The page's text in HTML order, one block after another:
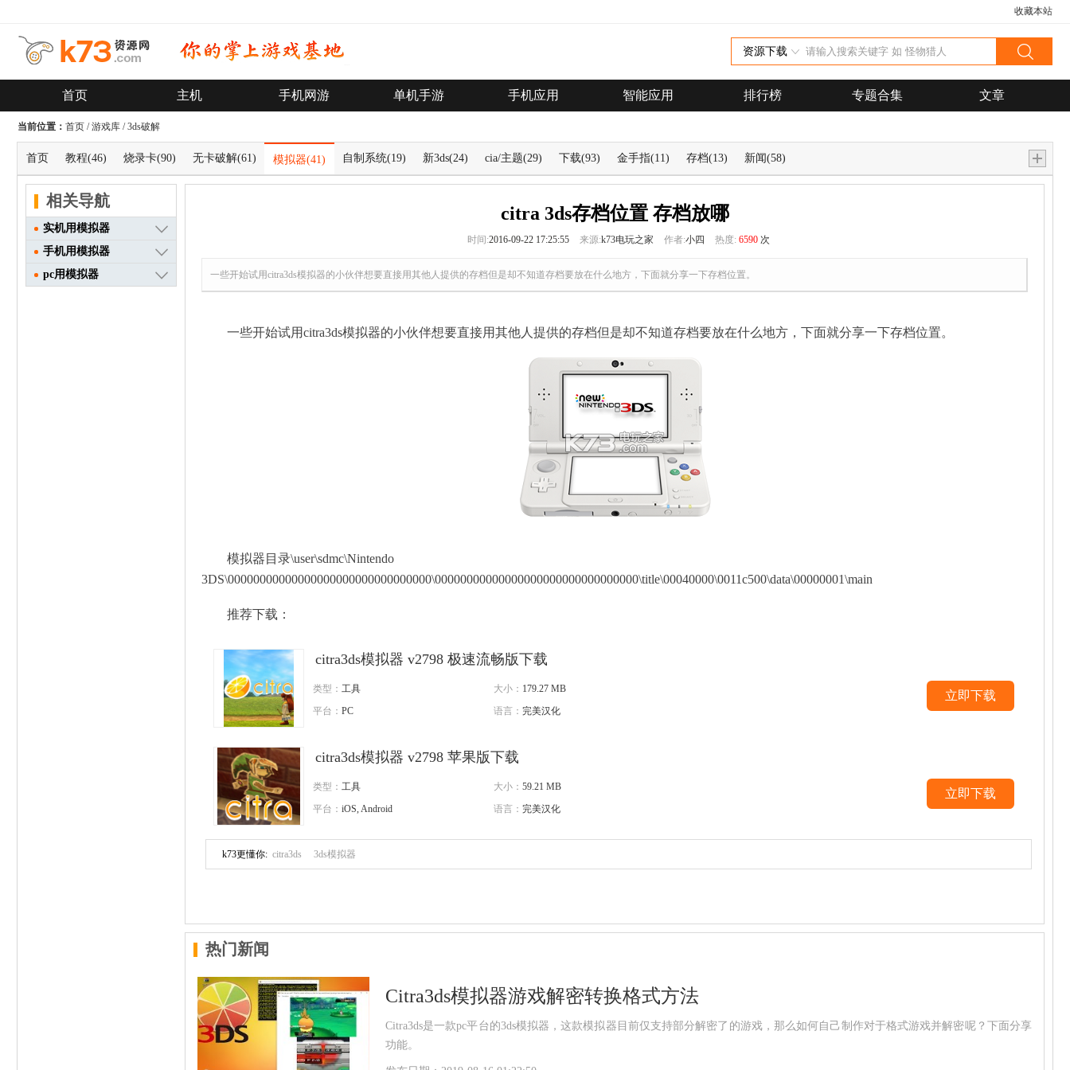
收藏本站
资源下载
首页 主机 手机网游 单机手游 手机应用 智能应用 排行榜 专题合集 文章
当前位置： 首页 /游戏库 /3ds破解
首页 教程(46) 烧录卡(90) 无卡破解(61) 模拟器(41) 自制系统(19) 新3ds(24) cia/主题(29) 下载(93) 金手指(11) 存档(13) 新闻(58)
citra 3ds存档位置 存档放哪
时间:2016-09-22 17:25:55 来源:k73电玩之家 作者:小四 热度: 6590 次
一些开始试用citra3ds模拟器的小伙伴想要直接用其他人提供的存档但是却不知道存档要放在什么地方，下面就分享一下存档位置。
一些开始试用citra3ds模拟器的小伙伴想要直接用其他人提供的存档但是却不知道存档要放在什么地方，下面就分享一下存档位置。
模拟器目录\user\sdmc\Nintendo
3DS\00000000000000000000000000000000\00000000000000000000000000000000\title\00040000\0011c500\data\00000001\main
推荐下载：
citra3ds模拟器 v2798 极速流畅版下载
类型： 工具 大小： 179.27 MB
平台： PC 语言： 完美汉化
立即下载
citra3ds模拟器 v2798 苹果版下载
类型： 工具 大小： 59.21 MB
平台： iOS, Android 语言： 完美汉化
立即下载
k73更懂你: citra3ds 3ds模拟器
热门新闻
Citra3ds模拟器游戏解密转换格式方法
Citra3ds是一款pc平台的3ds模拟器，这款模拟器目前仅支持部分解密了的游戏，那么如何自己制作对于格式游戏并解密呢？下面分享
功能。
相关导航
实机用模拟器
手机用模拟器
pc用模拟器